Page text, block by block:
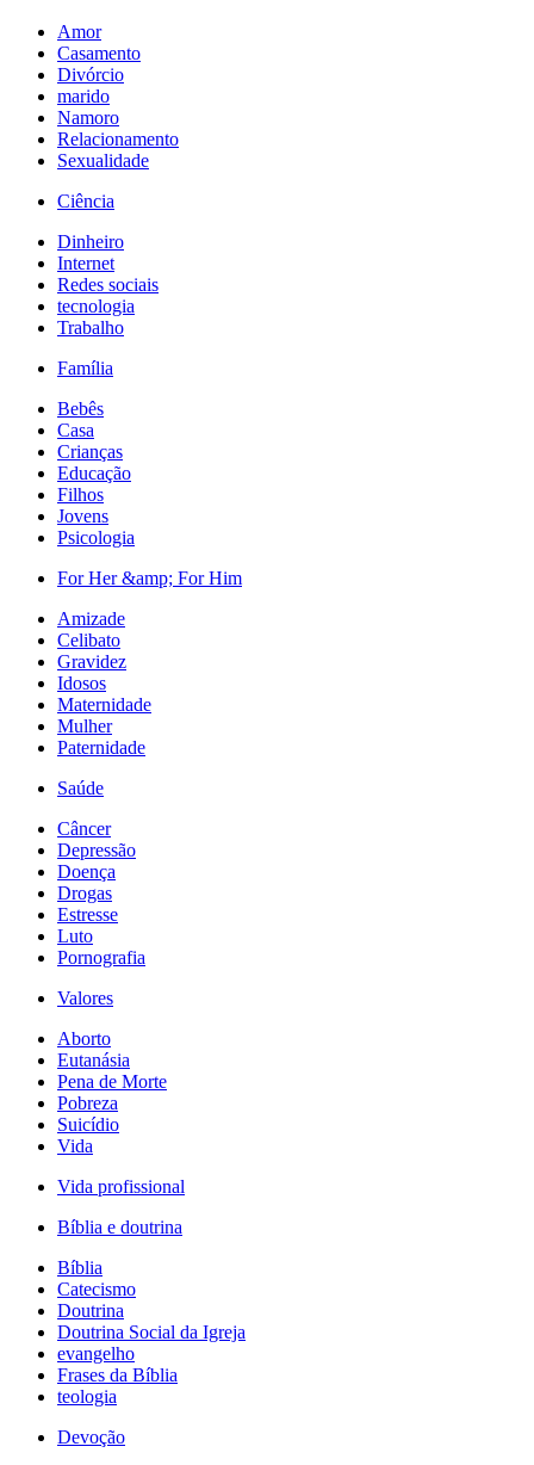
Amor
Casamento
Divórcio
marido
Namoro
Relacionamento
Sexualidade
Ciência
Dinheiro
Internet
Redes sociais
tecnologia
Trabalho
Família
Bebês
Casa
Crianças
Educação
Filhos
Jovens
Psicologia
For Her &amp; For Him
Amizade
Celibato
Gravidez
Idosos
Maternidade
Mulher
Paternidade
Saúde
Câncer
Depressão
Doença
Drogas
Estresse
Luto
Pornografia
Valores
Aborto
Eutanásia
Pena de Morte
Pobreza
Suicídio
Vida
Vida profissional
Bíblia e doutrina
Bíblia
Catecismo
Doutrina
Doutrina Social da Igreja
evangelho
Frases da Bíblia
teologia
Devoção